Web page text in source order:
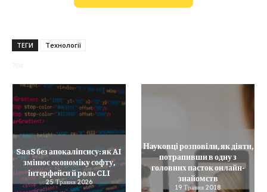
ТЕГИ Технології
SaaS без апокаліпсису: як AI
змінює економіку софту,
інтерфейси й роль CLI
25 Травня 2026
Науковці розповіли, як діяти,
потрапивши в одну з
головних пасток онлайн-
знайомств
19 Травня 2018